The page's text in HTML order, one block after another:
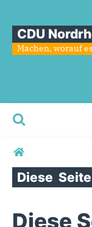
CDU
Machen, worauf
Sie sind
Diese Seite
Diese